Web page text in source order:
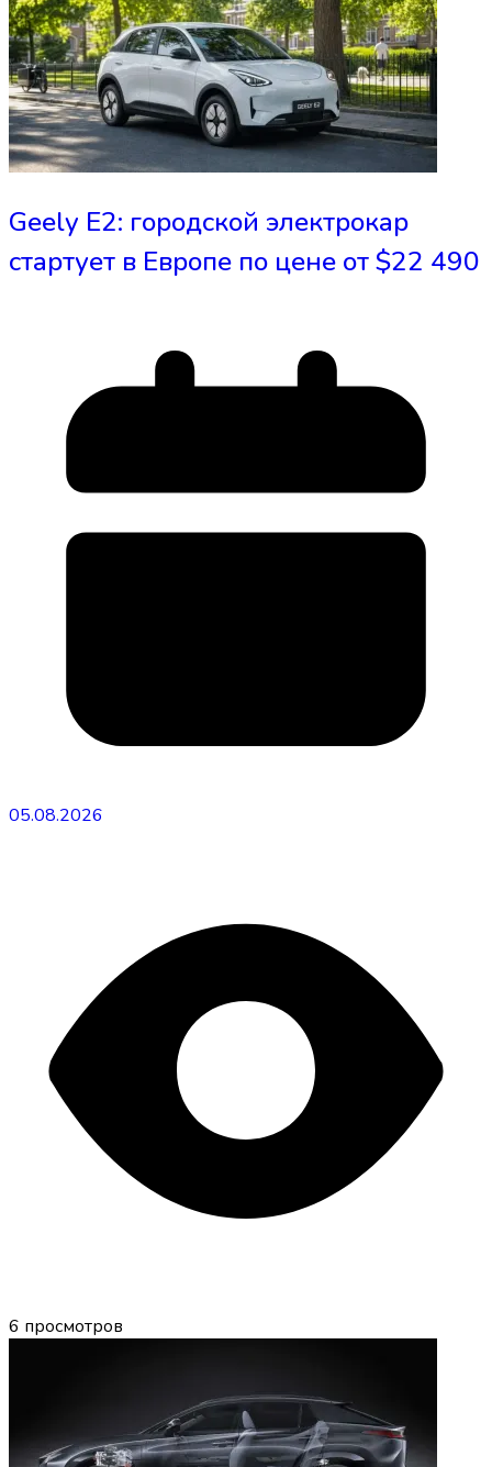
Geely E2: городской электрокар
стартует в Европе по цене от $22 490
05.08.2026
6 просмотров